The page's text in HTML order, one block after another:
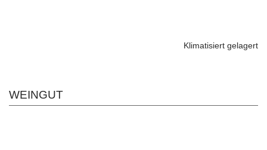
Klimatisiert gelagert
WEINGUT